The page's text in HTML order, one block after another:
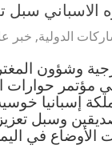
سبل
الدولية, خبر
وشؤون
مؤتمر حوارات
إسبانيا
وسبل
الأوضاع في